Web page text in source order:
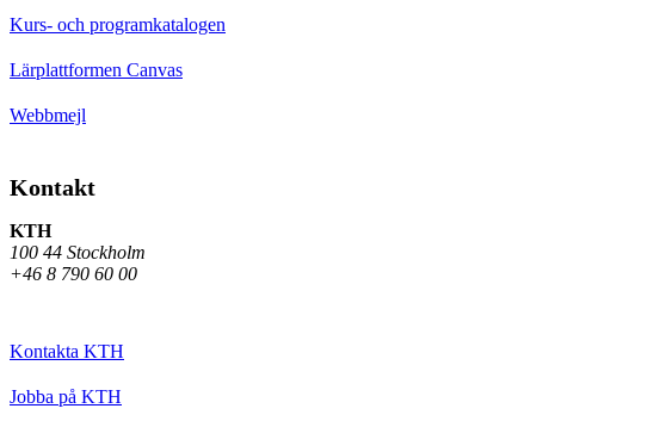
Kurs- och programkatalogen
Lärplattformen Canvas
Webbmejl
Kontakt
KTH
100 44 Stockholm
+46 8 790 60 00
Kontakta KTH
Jobba på KTH